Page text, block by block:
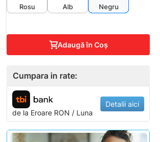
Rosu Alb Negru
Adaugă în Coş
Cumpara in rate:
de la Eroare RON / Luna
Detalii aici